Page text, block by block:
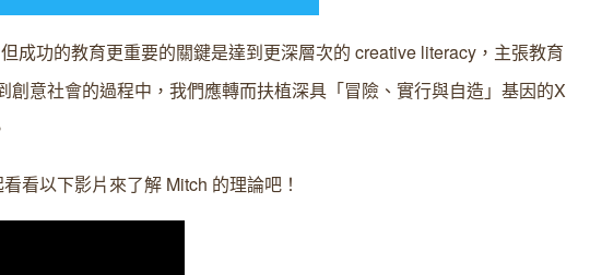
成功的教育更重要的關鍵是達到更深層次的 creative literacy，主張教育
意社會的過程中，我們應轉而扶植深具「冒險、實行與自造」基因的X
看以下影片來了解 Mitch 的理論吧！